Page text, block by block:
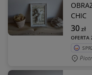
CHIC
OFERTA
30zł